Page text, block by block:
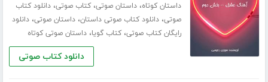
داستان کوتاه،داستان صوتی،کتاب صوتی،دانلود کتاب
صوتی،دانلود کتاب صوتی داستان،داستان صوتی،دانلود
رایگان کتاب صوتی،کتاب گویا،داستان صوتی کوتاه
دانلود کتاب صوتی